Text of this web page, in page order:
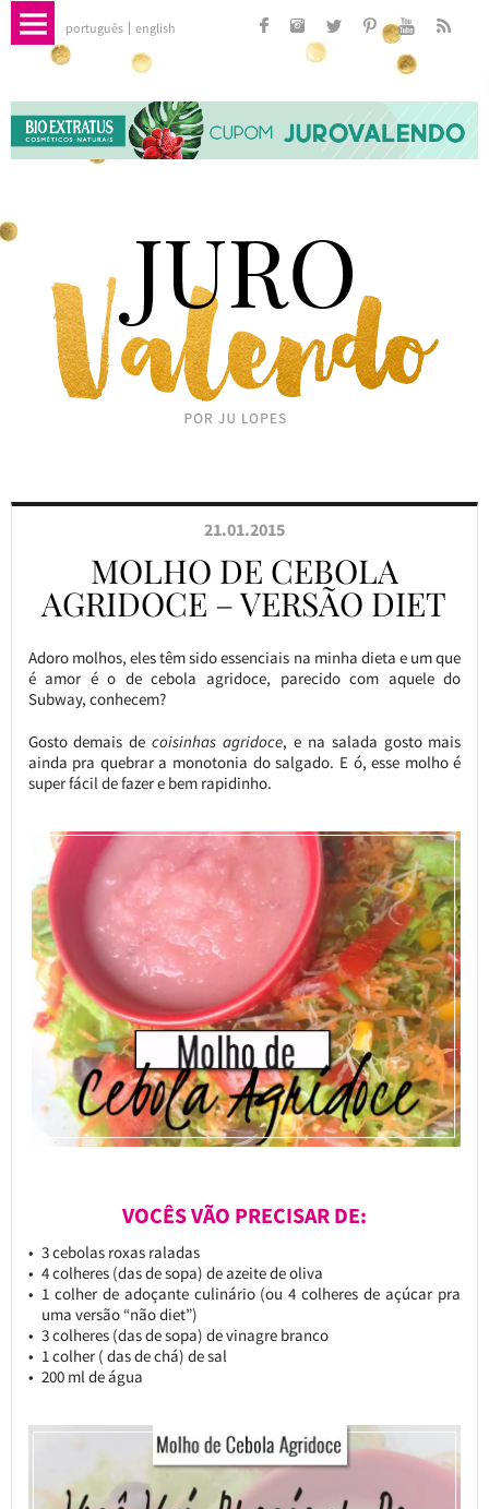
português english
21.01.2015
MOLHO DE CEBOLA
AGRIDOCE – VERSÃO DIET
Adoro molhos, eles têm sido essenciais na minha dieta e um que
é amor é o de cebola agridoce, parecido com aquele do
Subway, conhecem?
Gosto demais decoisinhas agridoce, e na salada gosto mais
ainda pra quebrar a monotonia do salgado. E ó, esse molho é
super fácil de fazer e bem rapidinho.
VOCÊS VÃO PRECISAR DE:
3 cebolas roxas raladas
4 colheres (das de sopa) de azeite de oliva
1 colher de adoçante culinário (ou 4 colheres de açúcar pra
uma versão “não diet”)
3 colheres (das de sopa) de vinagre branco
1 colher ( das de chá) de sal
200 ml de água